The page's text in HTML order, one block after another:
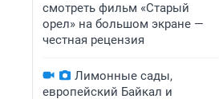
смотреть фильм «Старый
орел» на большом экране —
честная рецензия
Лимонные сады,
европейский Байкал и